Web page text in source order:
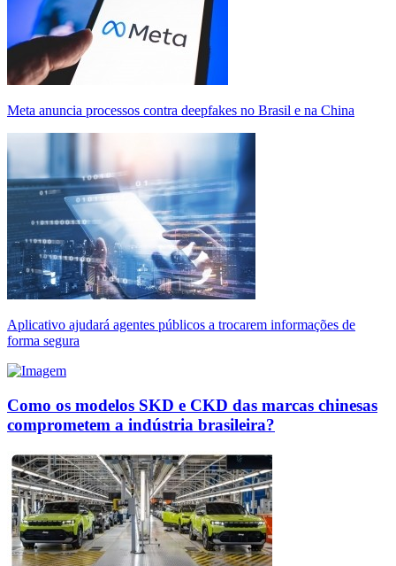
Meta anuncia processos contra deepfakes no Brasil e na China
Aplicativo ajudará agentes públicos a trocarem informações de
forma segura
Como os modelos SKD e CKD das marcas chinesas
comprometem a indústria brasileira?